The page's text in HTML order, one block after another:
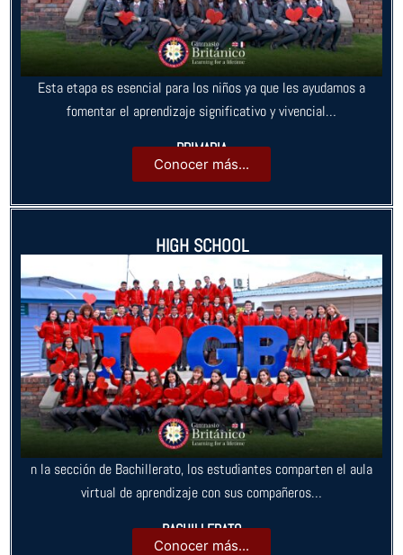
Esta etapa es esencial para los niños ya que les ayudamos a
fomentar el aprendizaje significativo y vivencial…
PRIMARIA
Conocer más...
HIGH SCHOOL
n la sección de Bachillerato, los estudiantes comparten el aula
virtual de aprendizaje con sus compañeros…
BACHILLERATO
Conocer más...